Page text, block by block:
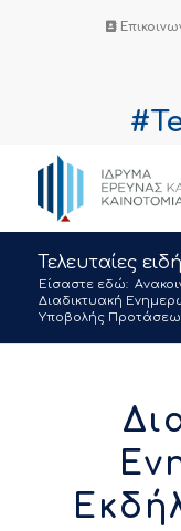
Τελευταίες
Είσαστε εδώ:
Διαδικτυακή
Υποβολής